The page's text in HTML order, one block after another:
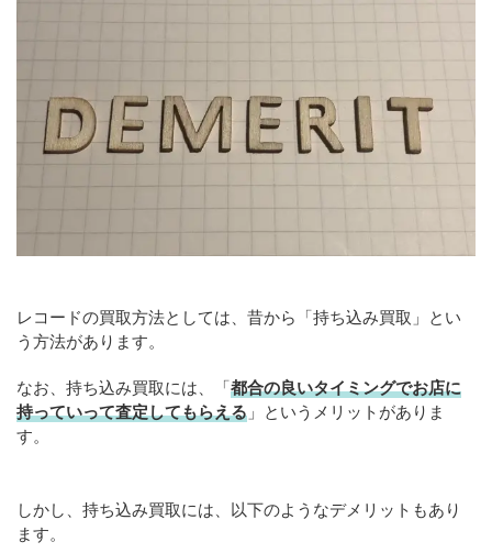
レコードの買取方法としては、昔から「持ち込み買取」とい
う方法があります。
なお、持ち込み買取には、「都合の良いタイミングでお店に
持っていって査定してもらえる 」というメリットがありま
す。
しかし、持ち込み買取には、以下のようなデメリットもあり
ます。